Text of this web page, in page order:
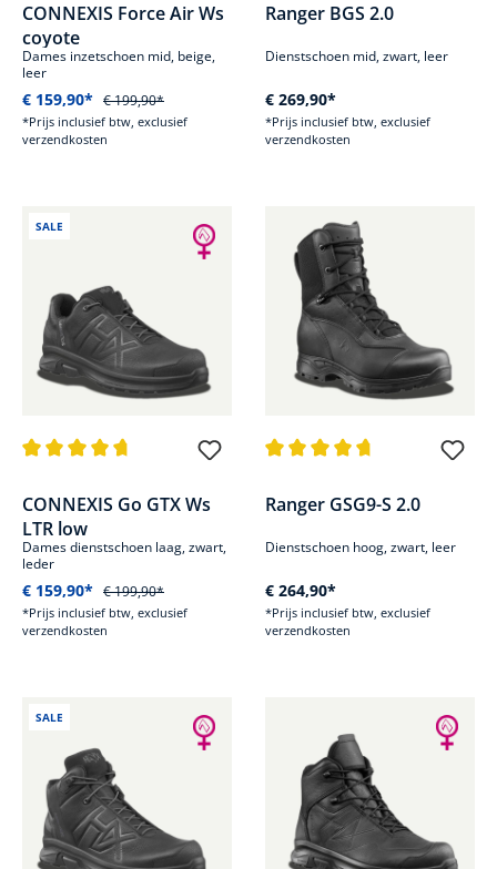
CONNEXIS Force Air Ws
coyote
Dames inzetschoen mid, beige,
leer
€ 159,90* € 199,90*
*Prijs inclusief btw, exclusief
verzendkosten
Ranger BGS 2.0
Dienstschoen mid, zwart, leer
€ 269,90*
*Prijs inclusief btw, exclusief
verzendkosten
SALE
CONNEXIS Go GTX Ws
LTR low
Dames dienstschoen laag, zwart,
leder
€ 159,90* € 199,90*
*Prijs inclusief btw, exclusief
verzendkosten
Ranger GSG9-S 2.0
Dienstschoen hoog, zwart, leer
€ 264,90*
*Prijs inclusief btw, exclusief
verzendkosten
SALE